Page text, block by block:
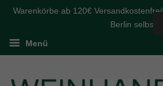
Warenkörbe ab 120€
Berlin selbst
Menü